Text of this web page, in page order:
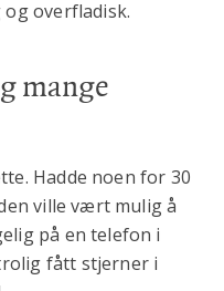
overfladisk.
mange
Hadde noen for 30
ville vært mulig å
på en telefon i
fått stjerner i